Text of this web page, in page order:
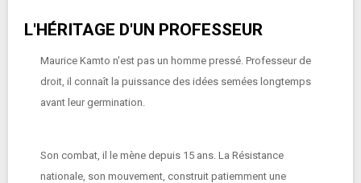
L'HÉRITAGE D'UN PROFESSEUR
Maurice Kamto n'est pas un homme pressé. Professeur de
droit, il connaît la puissance des idées semées longtemps
avant leur germination.
Son combat, il le mène depuis 15 ans. La Résistance
nationale, son mouvement, construit patiemment une